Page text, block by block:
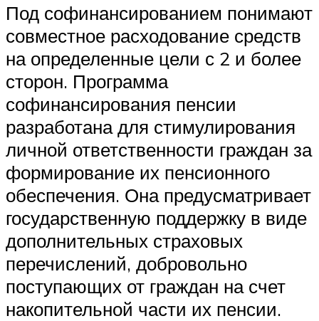
Под софинансированием понимают
совместное расходование средств
на определенные цели с 2 и более
сторон. Программа
софинансирования пенсии
разработана для стимулирования
личной ответственности граждан за
формирование их пенсионного
обеспечения. Она предусматривает
государственную поддержку в виде
дополнительных страховых
перечислений, добровольно
поступающих от граждан на счет
накопительной части их пенсии.